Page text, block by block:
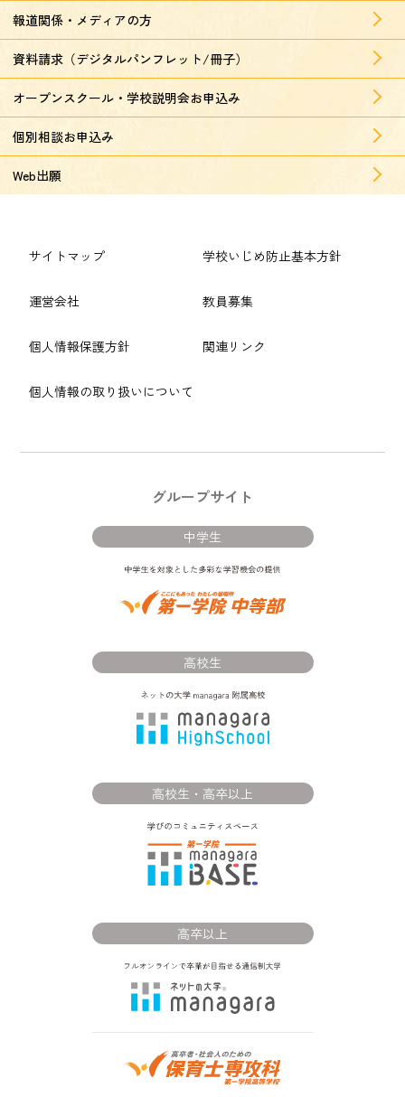
報道関係・メディアの方
資料請求（デジタルパンフレット/冊子）
オープンスクール・学校説明会お申込み
個別相談お申込み
Web出願
サイトマップ
運営会社
個人情報保護方針
個人情報の取り扱いについて
学校いじめ防止基本方針
教員募集
関連リンク
グループサイト
中学生
高校生
高校生・高卒以上
高卒以上